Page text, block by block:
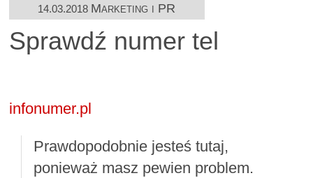
14.03.2018 Marketing i PR
Sprawdź numer tel
infonumer.pl
Prawdopodobnie jesteś tutaj,
ponieważ masz pewien problem.